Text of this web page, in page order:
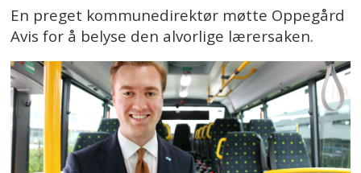
En preget kommunedirektør møtte Oppegård
Avis for å belyse den alvorlige lærersaken.